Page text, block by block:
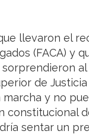
llevaron el
(FACA) y
de
y no
sentar un